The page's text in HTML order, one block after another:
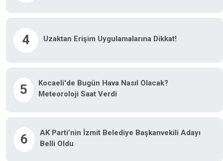
4 Uzaktan Erişim Uygulamalarına Dikkat!
5
Kocaeli'de Bugün Hava Nasıl Olacak?
Meteoroloji Saat Verdi
6
AK Parti’nin İzmit Belediye Başkanvekili Adayı
Belli Oldu